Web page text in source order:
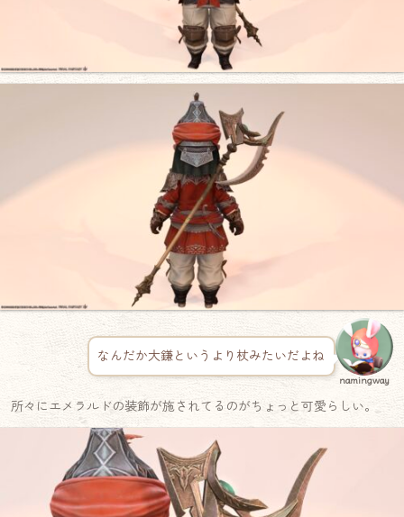
なんだか大鎌というより杖みたいだよね
namingway
所々にエメラルドの装飾が施されてるのがちょっと可愛らしい。